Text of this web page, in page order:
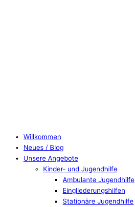
Willkommen
Neues / Blog
Unsere Angebote
Kinder- und Jugendhilfe
Ambulante Jugendhilfe
Eingliederungshilfen
Stationäre Jugendhilfe